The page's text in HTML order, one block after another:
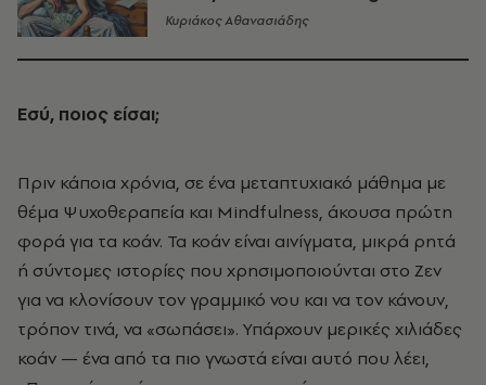
Κυριάκος Αθανασιάδης
Εσύ, ποιος είσαι;
Πριν κάποια χρόνια, σε ένα μεταπτυχιακό μάθημα με
θέμα Ψυχοθεραπεία και Mindfulness, άκουσα πρώτη
φορά για τα κοάν. Τα κοάν είναι αινίγματα, μικρά ρητά
ή σύντομες ιστορίες που χρησιμοποιούνται στο Ζεν
για να κλονίσουν τον γραμμικό νου και να τον κάνουν,
τρόπον τινά, να «σωπάσει». Υπάρχουν μερικές χιλιάδες
κοάν — ένα από τα πιο γνωστά είναι αυτό που λέει,